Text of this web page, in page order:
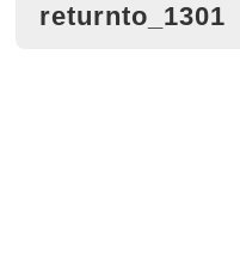
returnto_1301